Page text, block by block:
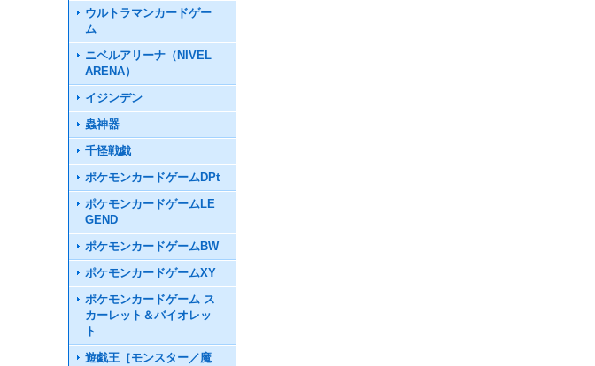
ウルトラマンカードゲー
ム
ニベルアリーナ（NIVEL
ARENA）
イジンデン
蟲神器
千怪戦戯
ポケモンカードゲームDPt
ポケモンカードゲームLE
GEND
ポケモンカードゲームBW
ポケモンカードゲームXY
ポケモンカードゲーム ス
カーレット＆バイオレッ
ト
遊戯王［モンスター／魔